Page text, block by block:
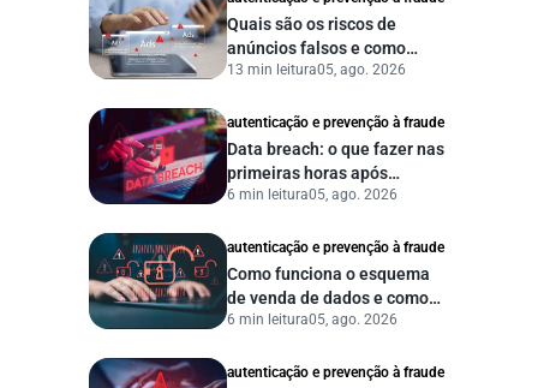
Quais são os riscos de
anúncios falsos e como
proteger seu negócio?
13 min leitura05, ago. 2026
autenticação e prevenção à fraude
Data breach: o que fazer nas
primeiras horas após
vazamento de dados?
6 min leitura05, ago. 2026
autenticação e prevenção à fraude
Como funciona o esquema
de venda de dados e como
proteger sua empresa?
6 min leitura05, ago. 2026
autenticação e prevenção à fraude